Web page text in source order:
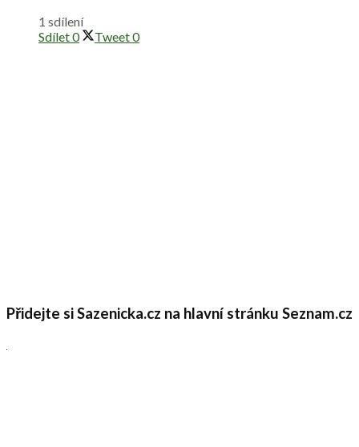
1 sdílení
Sdílet0 Tweet0
Přidejte si Sazenicka.cz na hlavní stránku Seznam.cz